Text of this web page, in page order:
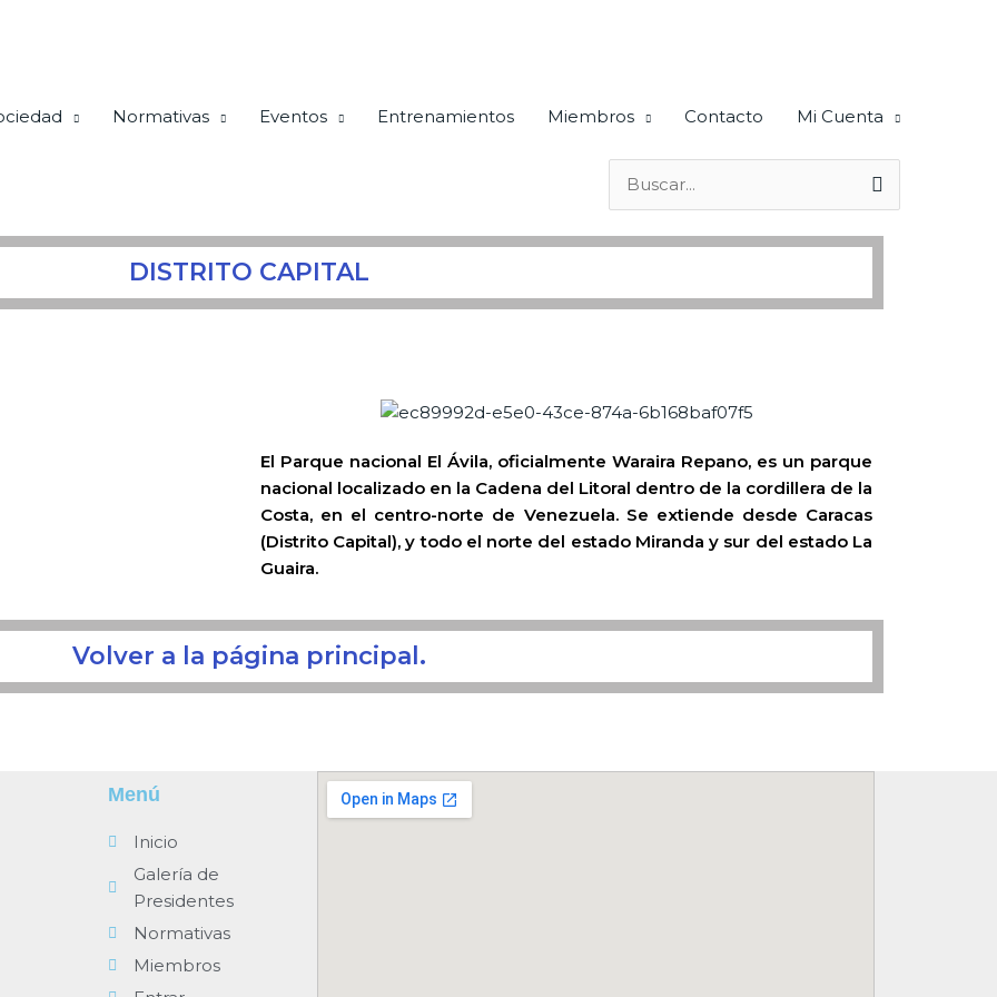
Normativas Eventos Entrenamientos Miembros Contacto Mi Cuenta
Buscar
por:
DISTRITO CAPITAL
El Parque nacional El Ávila, oficialmente Waraira Repano,​ es un parque
nacional localizado en la Cadena del Litoral dentro de la cordillera de la
Costa, en el centro-norte de Venezuela. Se extiende desde Caracas
(Distrito Capital), y todo el norte del estado Miranda y sur del estado La
Guaira.
Volver a la página principal.
Menú
Inicio
Galería de
Presidentes
Normativas
Miembros